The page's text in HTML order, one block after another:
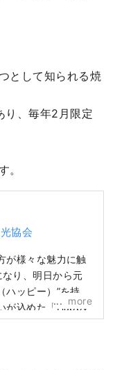
として知られる焼
り、毎年2月限定
。
協会
が様々な魅力に触
り、明日から元
ッピー）”を持っ
が込めた「Happy
ッピーカモントコ
more